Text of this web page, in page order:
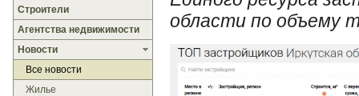
Строители
Агентства недвижимости
Новости
Все новости
Жилье
области по объему